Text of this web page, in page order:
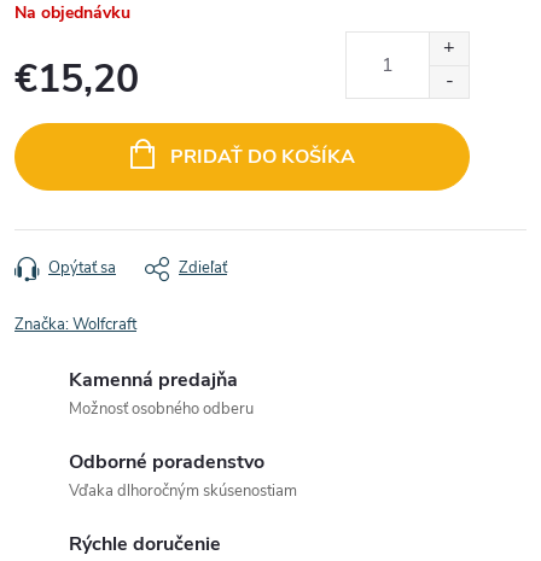
Na objednávku
€15,20
cena:
PRIDAŤ DO KOŠÍKA
Opýtať sa Zdieľať
Značka:Wolfcraft
Kamenná predajňa
Možnosť osobného odberu
Odborné poradenstvo
Vďaka dlhoročným skúsenostiam
Rýchle doručenie